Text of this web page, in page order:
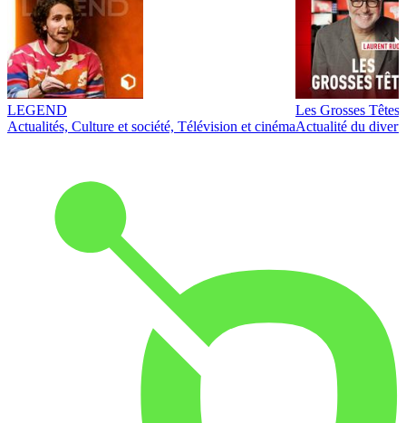
LEGEND
Actualités, Culture et société, Télévision et cinéma
Les Grosses Têtes
Actualité du